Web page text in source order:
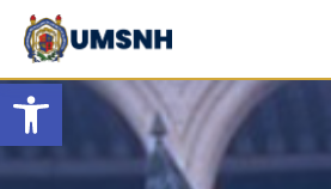
Open toolbar
Skip
content